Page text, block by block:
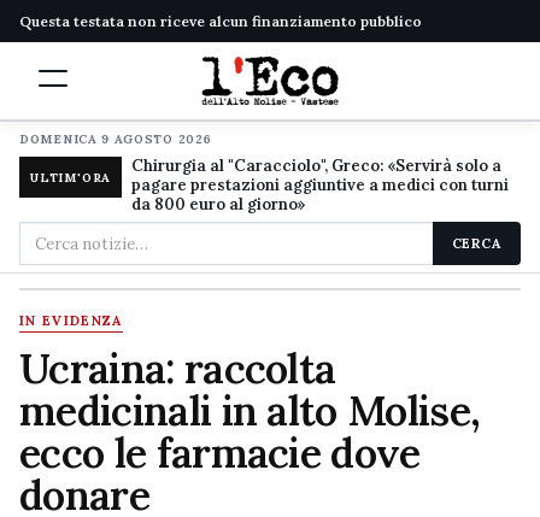
Questa testata non riceve alcun finanziamento pubblico
DOMENICA 9 AGOSTO 2026
ULTIM'ORA
Chirurgia al "Caracciolo", Greco: «Servirà solo a
pagare prestazioni aggiuntive a medici con turni
da 800 euro al giorno»
Cerca
nel
sito
CERCA
IN EVIDENZA
Ucraina: raccolta
medicinali in alto Molise,
ecco le farmacie dove
donare